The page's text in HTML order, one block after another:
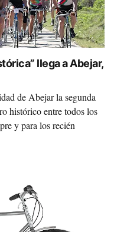
llega a Abejar,
de Abejar la segunda
histórico entre todos los
y para los recién